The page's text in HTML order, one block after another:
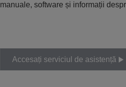
manuale, software și informații
Accesați serviciul de asistență